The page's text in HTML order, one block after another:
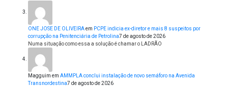
ONE JOSE DE OLIVEIRAem PCPE indicia ex-diretor e mais 8 suspeitos por
corrupção na Penitenciária de Petrolina7 de agosto de 2026
Numa situação como essa a solução é chamar o LADRÃO
Magguim em AMMPLA conclui instalação de novo semáforo na Avenida
Transnordestina7 de agosto de 2026